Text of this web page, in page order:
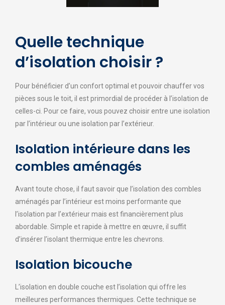
Quelle technique
d’isolation choisir ?
Pour bénéficier d’un confort optimal et pouvoir chauffer vos
pièces sous le toit, il est primordial de procéder à l’isolation de
celles-ci. Pour ce faire, vous pouvez choisir entre une isolation
par l’intérieur ou une isolation par l’extérieur.
Isolation intérieure dans les
combles aménagés
Avant toute chose, il faut savoir que l’isolation des combles
aménagés par l’intérieur est moins performante que
l’isolation par l’extérieur mais est financièrement plus
abordable. Simple et rapide à mettre en œuvre, il suffit
d’insérer l’isolant thermique entre les chevrons.
Isolation bicouche
L’isolation en double couche est l’isolation qui offre les
meilleures performances thermiques. Cette technique se